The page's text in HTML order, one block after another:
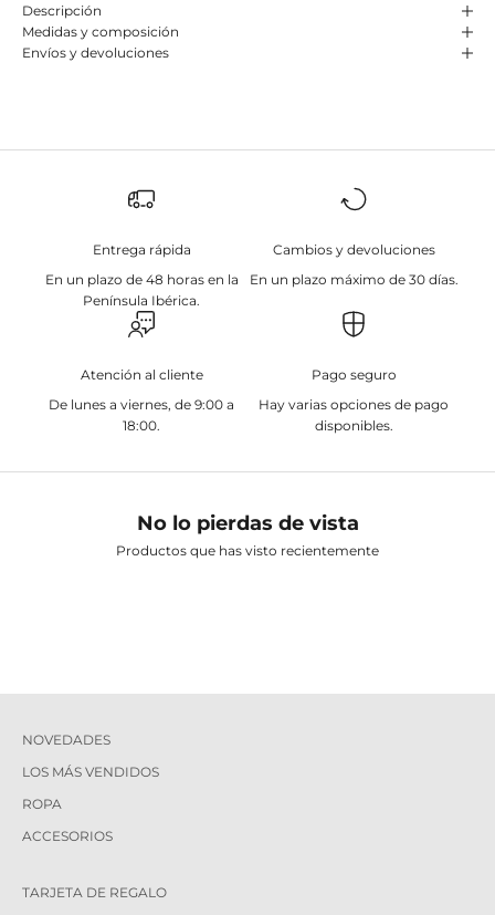
Descripción
Medidas y composición
Envíos y devoluciones
Entrega rápida
En un plazo de 48 horas en la
Península Ibérica.
Cambios y devoluciones
En un plazo máximo de 30 días.
Atención al cliente
De lunes a viernes, de 9:00 a
18:00.
Pago seguro
Hay varias opciones de pago
disponibles.
No lo pierdas de vista
Productos que has visto recientemente
NOVEDADES
LOS MÁS VENDIDOS
ROPA
ACCESORIOS
TARJETA DE REGALO